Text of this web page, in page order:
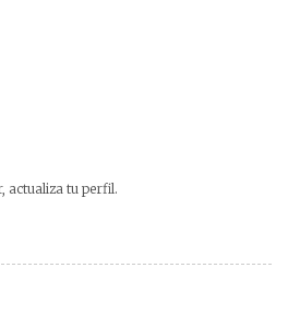
actualiza tu perfil.